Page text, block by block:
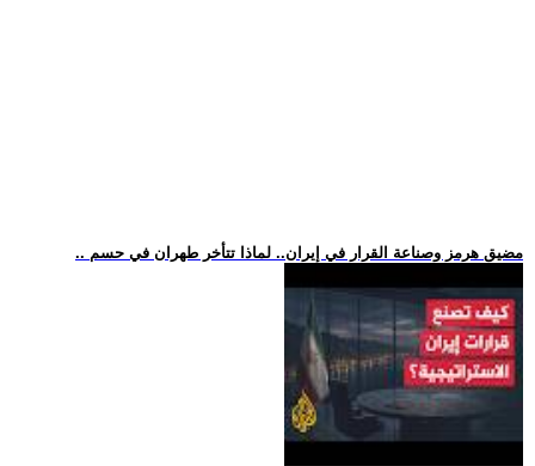
.. مضيق هرمز وصناعة القرار في إيران.. لماذا تتأخر طهران في حسم